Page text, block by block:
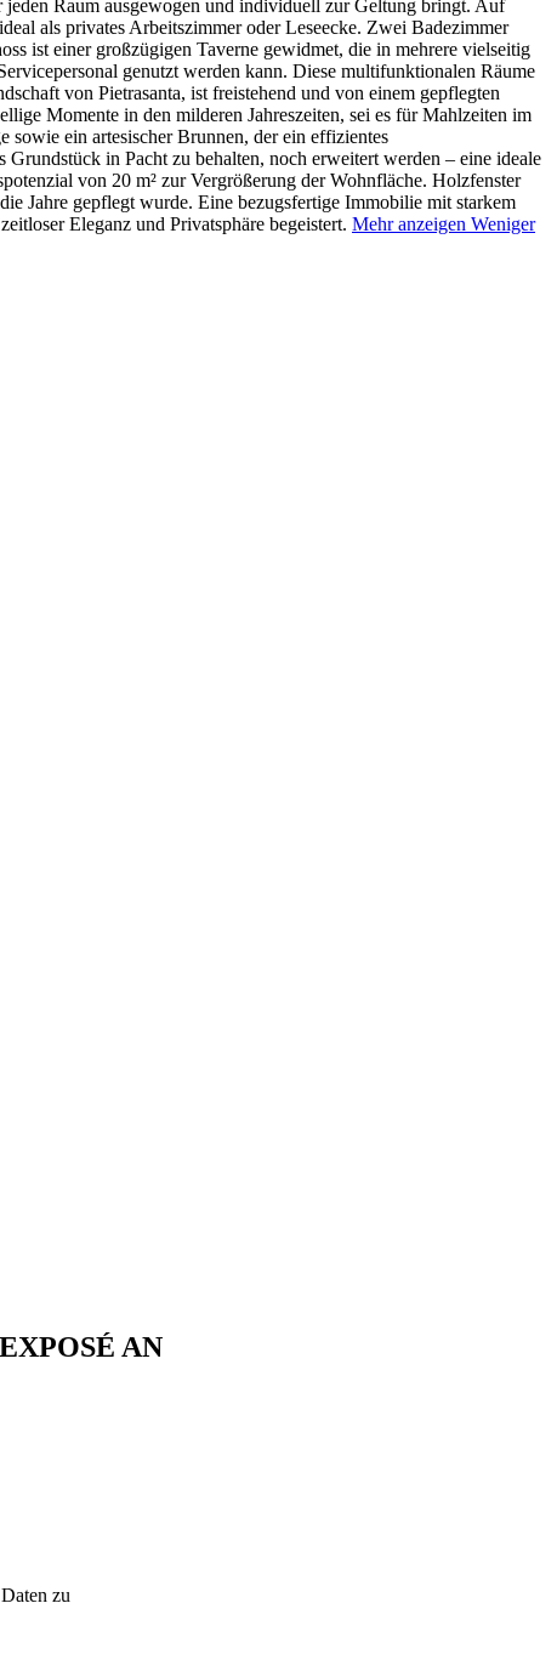
Raum ausgewogen und individuell zur Geltung bringt. Auf
als privates Arbeitszimmer oder Leseecke. Zwei Badezimmer
ist einer großzügigen Taverne gewidmet, die in mehrere vielseitig
genutzt werden kann. Diese multifunktionalen Räume
von Pietrasanta, ist freistehend und von einem gepflegten
Momente in den milderen Jahreszeiten, sei es für Mahlzeiten im
sowie ein artesischer Brunnen, der ein effizientes
in Pacht zu behalten, noch erweitert werden – eine ideale
von 20 m² zur Vergrößerung der Wohnfläche. Holzfenster
Jahre gepflegt wurde. Eine bezugsfertige Immobilie mit starkem
Eleganz und Privatsphäre begeistert. Mehr anzeigen Weniger
AN
zu